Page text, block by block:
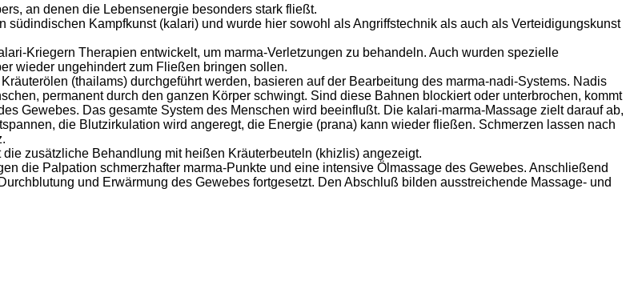
an denen die Lebensenergie besonders stark fließt.
Kampfkunst (kalari) und wurde hier sowohl als Angriffstechnik als auch als Verteidigungskunst
Kriegern Therapien entwickelt, um marma-Verletzungen zu behandeln. Auch wurden spezielle
wieder ungehindert zum Fließen bringen sollen.
(thailams) durchgeführt werden, basieren auf der Bearbeitung des marma-nadi-Systems. Nadis
permanent durch den ganzen Körper schwingt. Sind diese Bahnen blockiert oder unterbrochen, kommt
Gewebes. Das gesamte System des Menschen wird beeinflußt. Die kalari-marma-Massage zielt darauf ab,
die Blutzirkulation wird angeregt, die Energie (prana) kann wieder fließen. Schmerzen lassen nach
zusätzliche Behandlung mit heißen Kräuterbeuteln (khizlis) angezeigt.
die Palpation schmerzhafter marma-Punkte und eine intensive Ölmassage des Gewebes. Anschließend
und Erwärmung des Gewebes fortgesetzt. Den Abschluß bilden ausstreichende Massage- und